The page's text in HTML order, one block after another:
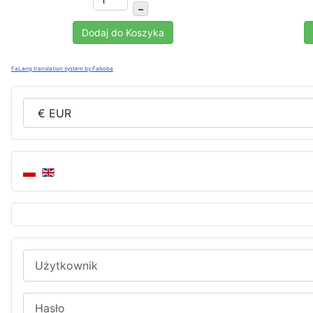
–
Dodaj do Koszyka
FaLang translation system by Faboba